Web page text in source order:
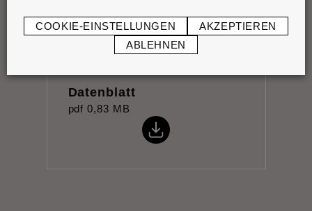
Datenblatt
pdf 0,83 MB
COOKIE-EINSTELLUNGEN
AKZEPTIEREN
ABLEHNEN